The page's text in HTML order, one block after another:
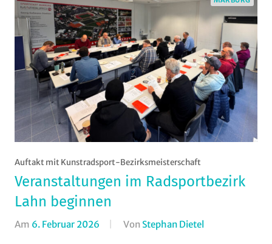
Vereine
Auftakt mit Kunstradsport-Bezirksmeisterschaft
Veranstaltungen im Radsportbezirk
Lahn beginnen
Am 6. Februar 2026 Von Stephan Dietel